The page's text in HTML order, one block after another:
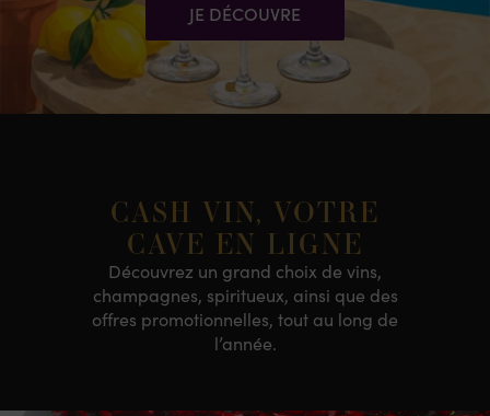
JE DÉCOUVRE
CASH VIN, VOTRE
CAVE EN LIGNE
Découvrez un grand choix de vins,
champagnes, spiritueux, ainsi que des
offres promotionnelles, tout au long de
l’année.